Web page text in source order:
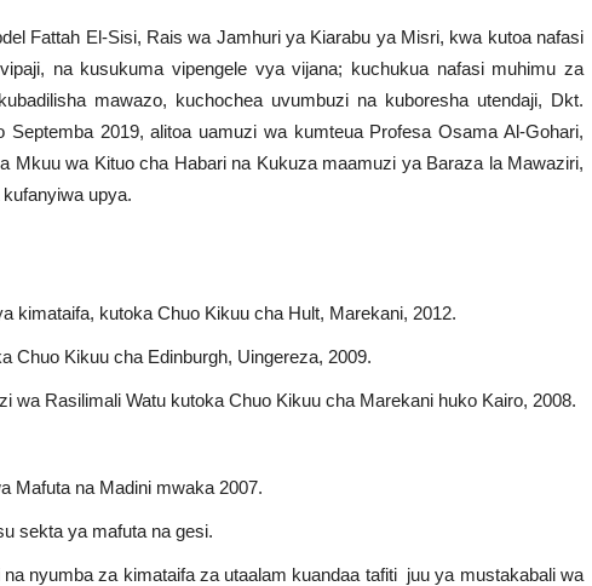
Fattah El-Sisi, Rais wa Jamhuri ya Kiarabu ya Misri, kwa kutoa nafasi
na kusukuma vipengele vya vijana; kuchukua nafasi muhimu za
mawazo, kuchochea uvumbuzi na kuboresha utendaji, Dkt.
2019, alitoa uamuzi wa kumteua Profesa Osama Al-Gohari,
Mkuu wa Kituo cha Habari na Kukuza maamuzi ya Baraza la Mawaziri,
upya.
kimataifa, kutoka Chuo Kikuu cha Hult, Marekani, 2012.
Chuo Kikuu cha Edinburgh, Uingereza, 2009.
wa Rasilimali Watu kutoka Chuo Kikuu cha Marekani huko Kairo, 2008.
Mafuta na Madini mwaka 2007.
sekta ya mafuta na gesi.
nyumba za kimataifa za utaalam kuandaa tafiti juu ya mustakabali wa